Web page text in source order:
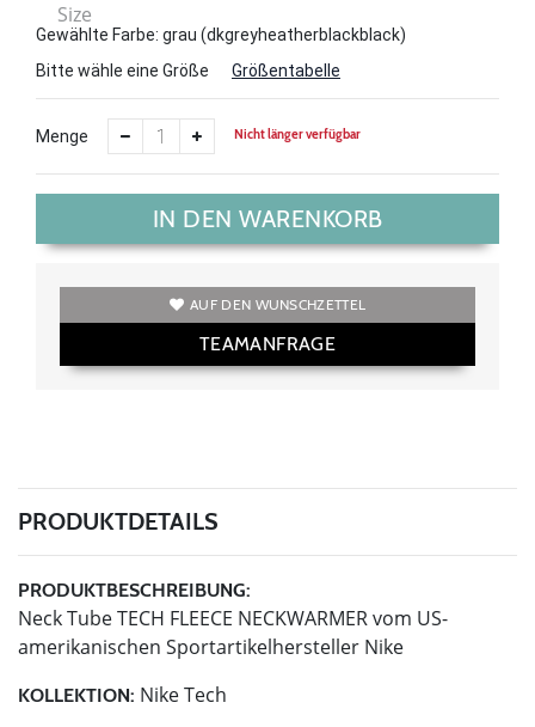
Size
Gewählte Farbe: grau (dkgreyheatherblackblack)
Bitte wähle eine Größe
Größentabelle
Menge Nicht länger verfügbar
IN DEN WARENKORB
AUF DEN WUNSCHZETTEL
TEAMANFRAGE
PRODUKTDETAILS
PRODUKTBESCHREIBUNG:
Neck Tube TECH FLEECE NECKWARMER vom US-
amerikanischen Sportartikelhersteller Nike
KOLLEKTION: Nike Tech